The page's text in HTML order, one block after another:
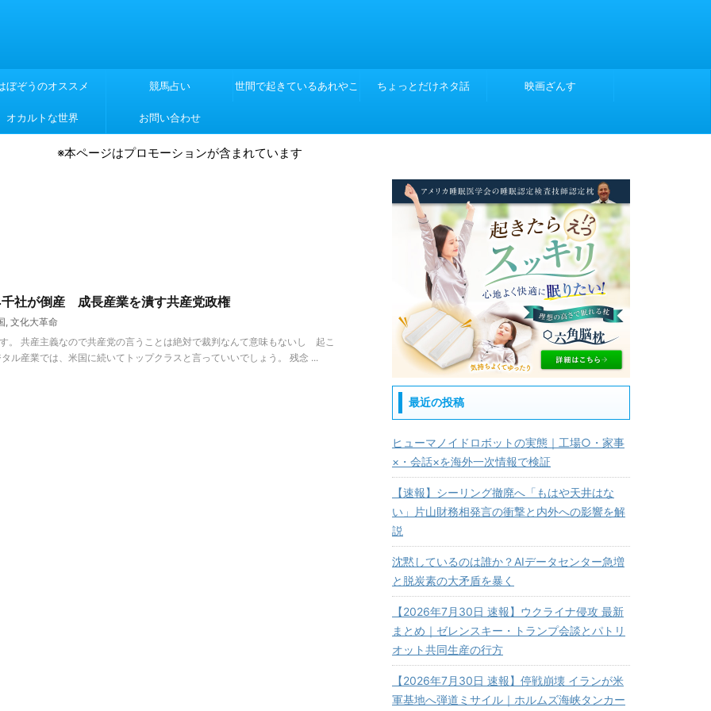
ぼぞうのオススメ 競馬占い 世間で起きているあれやこ ちょっとだけネタ話 映画ざんす
オカルトな世界 お問い合わせ
※本ページはプロモーションが含まれています
社が倒産 成長産業を潰す共産党政権
, 文化大革命
。 共産主義なので共産党の言うことは絶対で裁判なんて意味もないし 起こ
ル産業では、米国に続いてトップクラスと言っていいでしょう。 残念 ...
最近の投稿
ヒューマノイドロボットの実態｜工場○・家事
×・会話×を海外一次情報で検証
【速報】シーリング撤廃へ「もはや天井はな
い」片山財務相発言の衝撃と内外への影響を解
説
沈黙しているのは誰か？AIデータセンター急増
と脱炭素の大矛盾を暴く
【2026年7月30日 速報】ウクライナ侵攻 最新
まとめ｜ゼレンスキー・トランプ会談とパトリ
オット共同生産の行方
【2026年7月30日 速報】停戦崩壊 イランが米
軍基地へ弾道ミサイル｜ホルムズ海峡タンカー